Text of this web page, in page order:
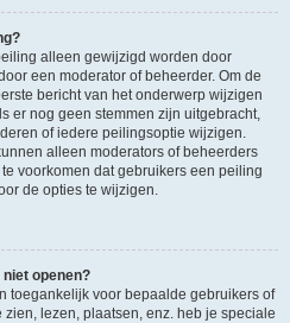
alleen gewijzigd worden door
een moderator of beheerder. Om de
bericht van het onderwerp wijzigen
er nog geen stemmen zijn uitgebracht,
of iedere peilingsoptie wijzigen.
alleen moderators of beheerders
voorkomen dat gebruikers een peiling
de opties te wijzigen.
openen?
toegankelijk voor bepaalde gebruikers of
lezen, plaatsen, enz. heb je speciale